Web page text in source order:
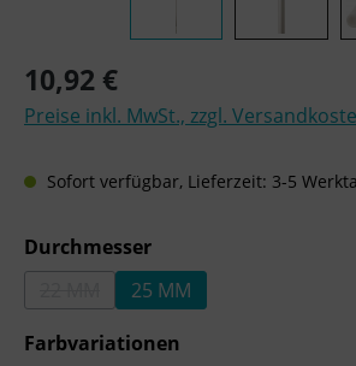
Regulärer Preis:
10,92 €
Preise inkl. MwSt., zzgl.
Sofort verfügbar, Lieferzeit: 3-5
Durchmesserauswählen
(DIESE OPTION IST ZURZEIT NICHT
25 MM
Farbvariationen